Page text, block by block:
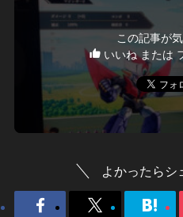
この記事が
いいね または
よかったらシ